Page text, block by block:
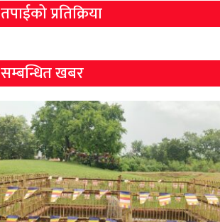
तपाईको प्रतिक्रिया
सम्बन्धित खबर